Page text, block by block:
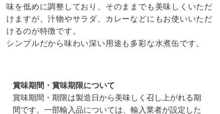
味を低めに調整しており、そのままでも美味しくいただ
けますが、汁物やサラダ、カレーなどにもお使いいただ
けるのが特徴です。
シンプルだから味わい深い用途も多彩な水煮缶です。
賞味期間・賞味期限について
賞味期間・期限は製造日から美味しく召し上がれる期
間です。一部輸入品については、輸入業者が設定した